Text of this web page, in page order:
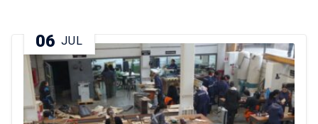
06 JUL